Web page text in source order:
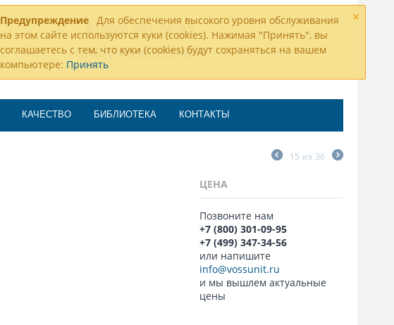
×
Предупреждение Для обеспечения высокого уровня обслуживания
на этом сайте используются куки (cookies). Нажимая "Принять", вы
соглашаетесь с тем, что куки (cookies) будут сохраняться на вашем
компьютере: Принять
8 (800) 301-09-95
info@vossunit.ru
КАЧЕСТВО БИБЛИОТЕКА КОНТАКТЫ
15 из 36
ЦЕНА
Позвоните нам
+7 (800) 301-09-95
+7 (499) 347-34-56
или напишите
info@vossunit.ru
и мы вышлем актуальные
цены